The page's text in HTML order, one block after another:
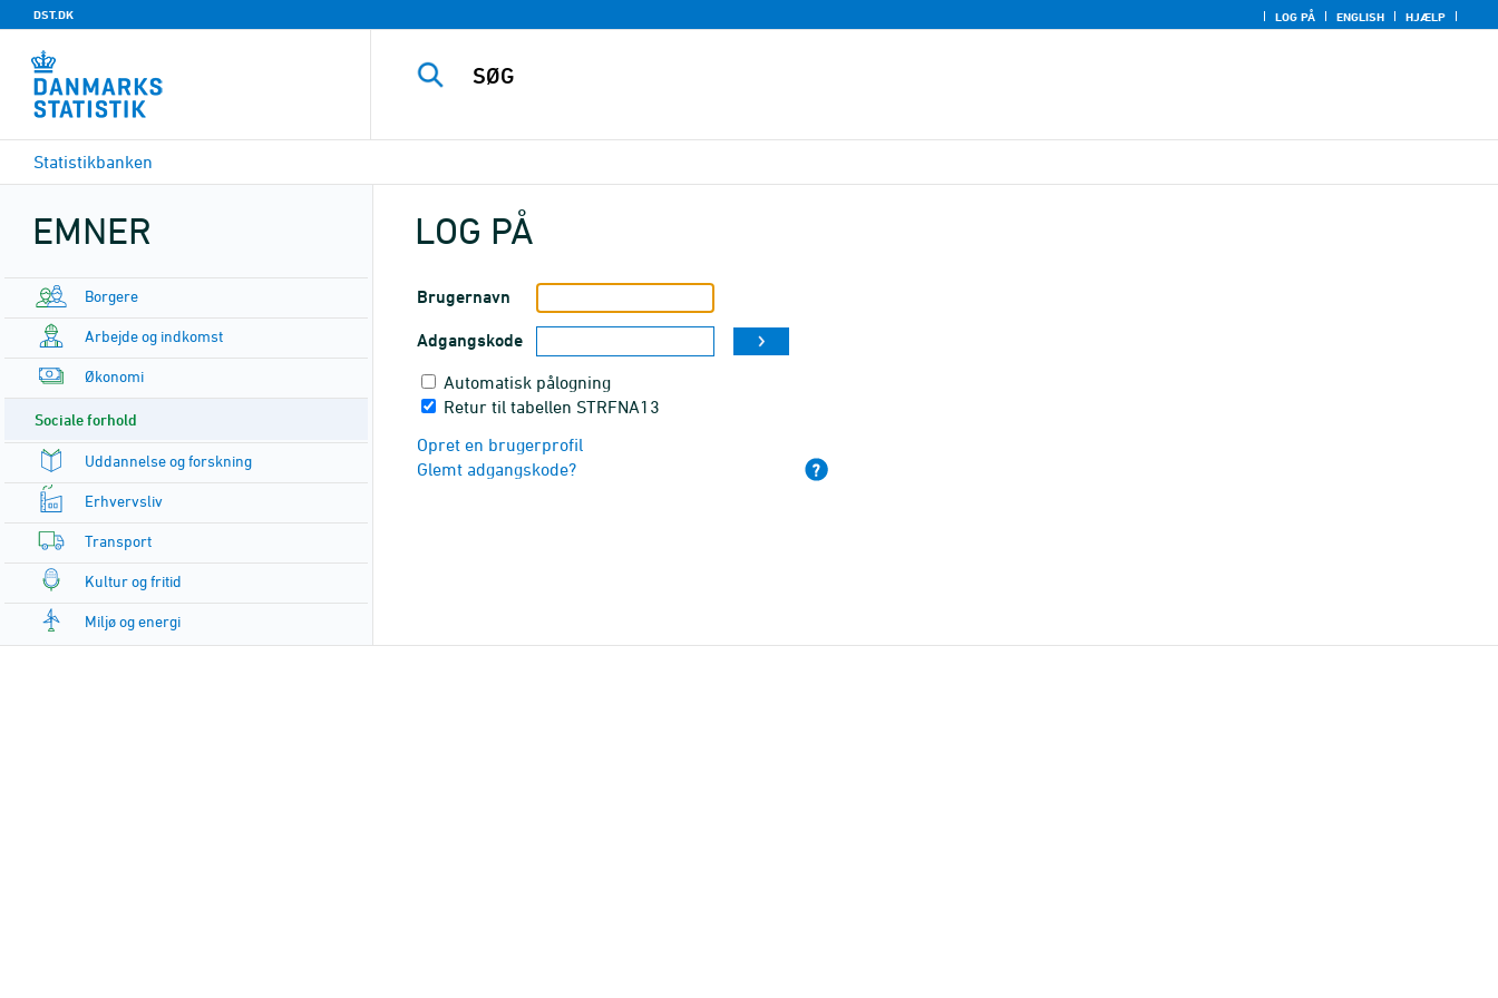
DST.DK LOG PÅ ENGLISH HJÆLP
Statistikbanken
EMNER
Borgere
Arbejde og indkomst
Økonomi
Sociale forhold
Uddannelse og forskning
Erhvervsliv
Transport
Kultur og fritid
Miljø og energi
LOG PÅ
Brugernavn
Adgangskode
Automatisk pålogning
Retur til tabellen STRFNA13
Opret en brugerprofil
Glemt adgangskode?